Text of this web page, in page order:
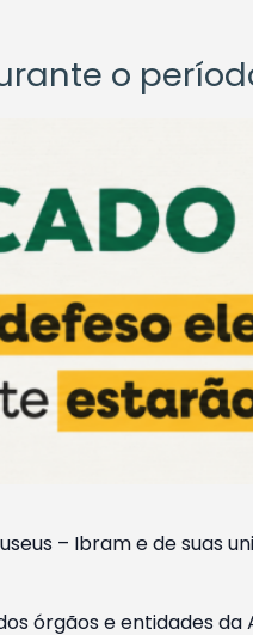
o
– Ibram e de suas
órgãos e entidades